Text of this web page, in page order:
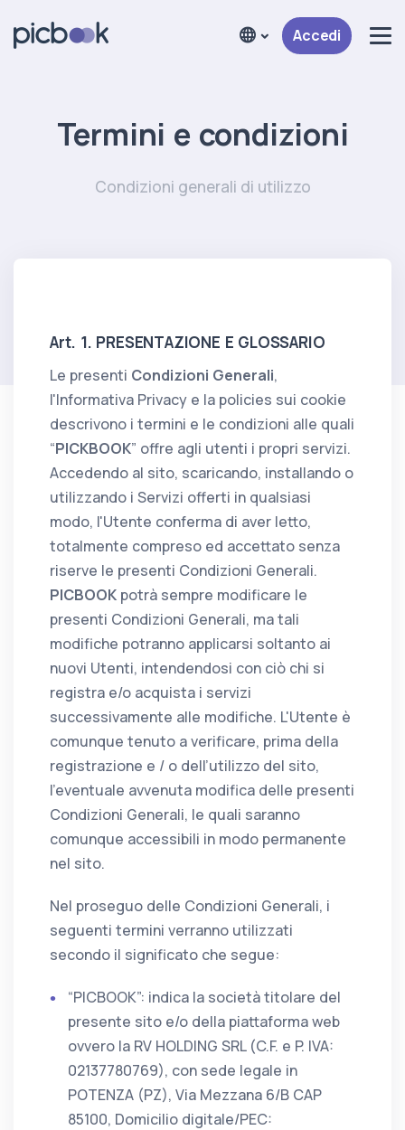
Accedi
Termini e condizioni
Condizioni generali di utilizzo
Art. 1. PRESENTAZIONE E GLOSSARIO
Le presenti Condizioni Generali,
l'Informativa Privacy e la policies sui cookie
descrivono i termini e le condizioni alle quali
“PICKBOOK” offre agli utenti i propri servizi.
Accedendo al sito, scaricando, installando o
utilizzando i Servizi offerti in qualsiasi
modo, l'Utente conferma di aver letto,
totalmente compreso ed accettato senza
riserve le presenti Condizioni Generali.
PICBOOK potrà sempre modificare le
presenti Condizioni Generali, ma tali
modifiche potranno applicarsi soltanto ai
nuovi Utenti, intendendosi con ciò chi si
registra e/o acquista i servizi
successivamente alle modifiche. L'Utente è
comunque tenuto a verificare, prima della
registrazione e / o dell’utilizzo del sito,
l’eventuale avvenuta modifica delle presenti
Condizioni Generali, le quali saranno
comunque accessibili in modo permanente
nel sito.
Nel proseguo delle Condizioni Generali, i
seguenti termini verranno utilizzati
secondo il significato che segue:
“PICBOOK”: indica la società titolare del
presente sito e/o della piattaforma web
ovvero la RV HOLDING SRL (C.F. e P. IVA:
02137780769), con sede legale in
POTENZA (PZ), Via Mezzana 6/B CAP
85100, Domicilio digitale/PEC: